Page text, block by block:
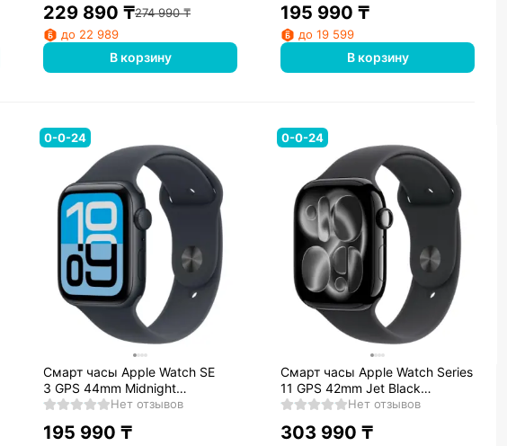
229 890 ₸274 990₸
до 22 989
В корзину
195 990 ₸
до 19 599
В корзину
0-0-24
Смарт часы Apple Watch SE
3 GPS 44mm Midnight
Aluminium Case with Midnight
Нет отзывов
195 990 ₸
0-0-24
Смарт часы Apple Watch Series
11 GPS 42mm Jet Black
Aluminium Case with Black Sport
Нет отзывов
303 990 ₸